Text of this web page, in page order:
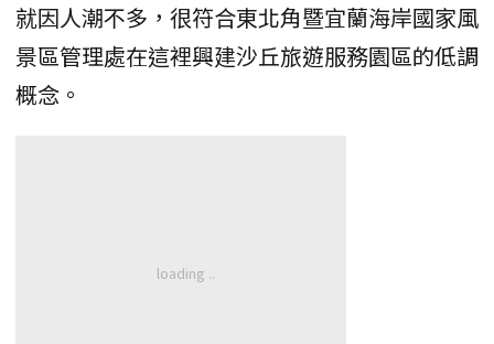
就因人潮不多，很符合東北角暨宜蘭海岸國家風
景區管理處在這裡興建沙丘旅遊服務園區的低調
概念。